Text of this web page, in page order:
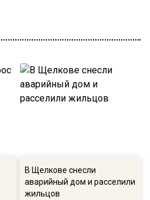
В Щелкове снесли
аварийный дом и расселили
жильцов